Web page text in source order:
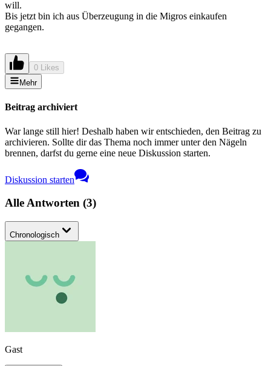
will.
Bis jetzt bin ich aus Überzeugung in die Migros einkaufen
gegangen.
0 Likes
Mehr
Beitrag archiviert
War lange still hier! Deshalb haben wir entschieden, den Beitrag zu
archivieren. Sollte dir das Thema noch immer unter den Nägeln
brennen, darfst du gerne eine neue Diskussion starten.
Diskussion starten
Alle Antworten (3)
Chronologisch
Gast